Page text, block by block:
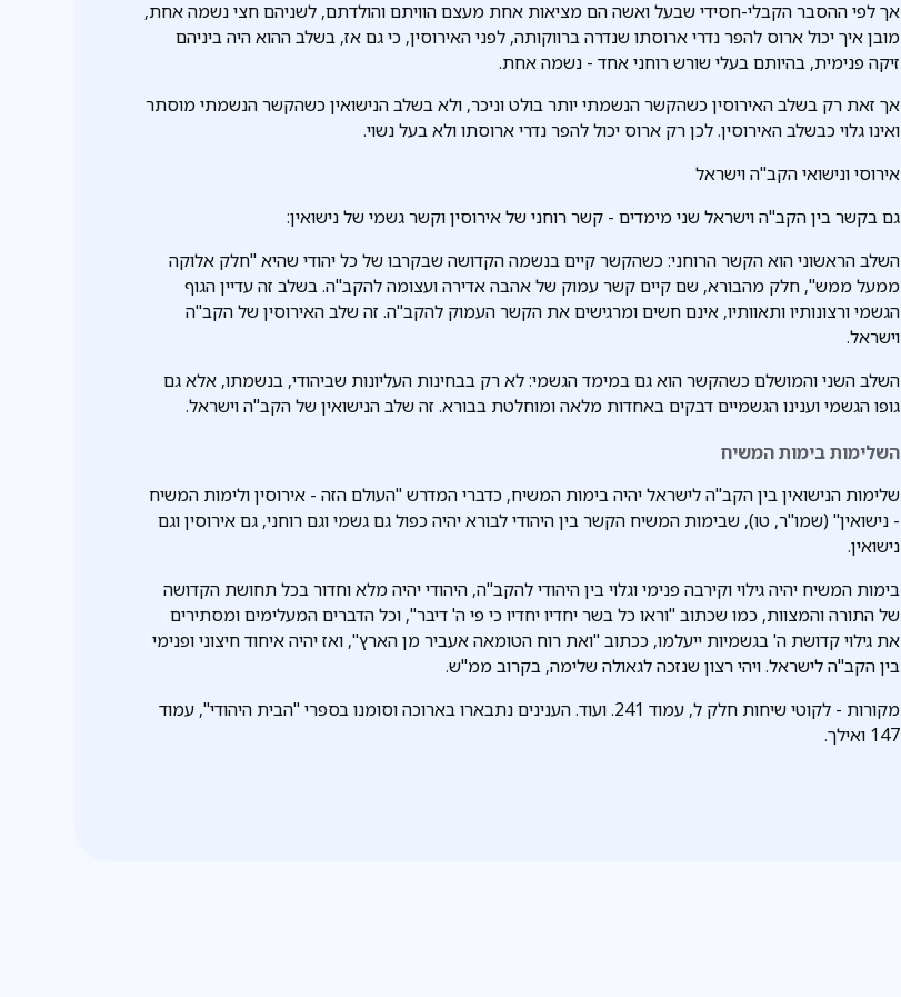
אך לפי ההסבר הקבלי-חסידי שבעל ואשה הם מציאות אחת מעצם הוויתם והולדתם, לשניהם חצי נשמה אחת,
מובן איך יכול ארוס להפר נדרי ארוסתו שנדרה ברווקותה, לפני האירוסין, כי גם אז, בשלב ההוא היה ביניהם
זיקה פנימית, בהיותם בעלי שורש רוחני אחד - נשמה אחת.
אך זאת רק בשלב האירוסין כשהקשר הנשמתי יותר בולט וניכר, ולא בשלב הנישואין כשהקשר הנשמתי מוסתר
ואינו גלוי כבשלב האירוסין. לכן רק ארוס יכול להפר נדרי ארוסתו ולא בעל נשוי.
אירוסי ונישואי הקב"ה וישראל
גם בקשר בין הקב"ה וישראל שני מימדים - קשר רוחני של אירוסין וקשר גשמי של נישואין:
השלב הראשוני הוא הקשר הרוחני: כשהקשר קיים בנשמה הקדושה שבקרבו של כל יהודי שהיא "חלק אלוקה
ממעל ממש", חלק מהבורא, שם קיים קשר עמוק של אהבה אדירה ועצומה להקב"ה. בשלב זה עדיין הגוף
הגשמי ורצונותיו ותאוותיו, אינם חשים ומרגישים את הקשר העמוק להקב"ה. זה שלב האירוסין של הקב"ה
וישראל.
השלב השני והמושלם כשהקשר הוא גם במימד הגשמי: לא רק בבחינות העליונות שביהודי, בנשמתו, אלא גם
גופו הגשמי וענינו הגשמיים דבקים באחדות מלאה ומוחלטת בבורא. זה שלב הנישואין של הקב"ה וישראל.
השלימות בימות המשיח
שלימות הנישואין בין הקב"ה לישראל יהיה בימות המשיח, כדברי המדרש "העולם הזה - אירוסין ולימות המשיח
- נישואין" (שמו"ר, טו), שבימות המשיח הקשר בין היהודי לבורא יהיה כפול גם גשמי וגם רוחני, גם אירוסין וגם
נישואין.
בימות המשיח יהיה גילוי וקירבה פנימי וגלוי בין היהודי להקב"ה, היהודי יהיה מלא וחדור בכל תחושת הקדושה
של התורה והמצוות, כמו שכתוב "וראו כל בשר יחדיו יחדיו כי פי ה' דיבר", וכל הדברים המעלימים ומסתירים
את גילוי קדושת ה' בגשמיות ייעלמו, ככתוב "ואת רוח הטומאה אעביר מן הארץ", ואז יהיה איחוד חיצוני ופנימי
בין הקב"ה לישראל. ויהי רצון שנזכה לגאולה שלימה, בקרוב ממ"ש.
מקורות - לקוטי שיחות חלק ל, עמוד 241. ועוד. הענינים נתבארו בארוכה וסומנו בספרי "הבית היהודי", עמוד
147 ואילך.